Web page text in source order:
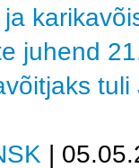
juhend
|